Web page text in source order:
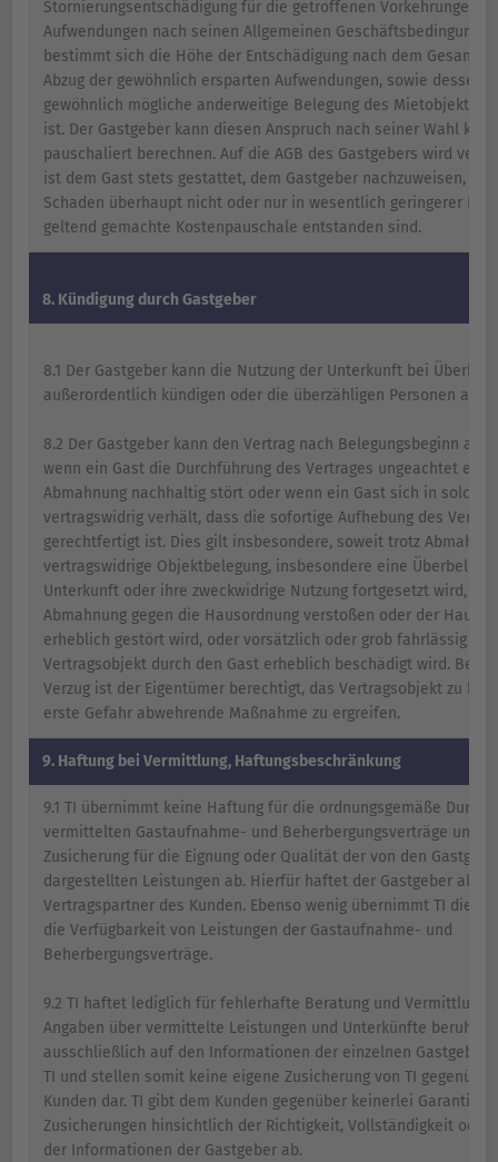
Stornierungsentschädigung für die getroffenen Vorkehrungen
Aufwendungen nach seinen Allgemeinen
bestimmt sich die Höhe der Entschädigung nach dem
Abzug der gewöhnlich ersparten Aufwendungen, sowie dessen,
gewöhnlich mögliche anderweitige Belegung des Mietobjekts
ist. Der Gastgeber kann diesen Anspruch nach seiner Wahl
pauschaliert berechnen. Auf die AGB des Gastgebers wird
ist dem Gast stets gestattet, dem Gastgeber nachzuweisen,
Schaden überhaupt nicht oder nur in wesentlich geringerer
geltend gemachte Kostenpauschale entstanden sind.
8. Kündigung durch Gastgeber
8.1 Der Gastgeber kann die Nutzung der Unterkunft bei
außerordentlich kündigen oder die überzähligen Personen
8.2 Der Gastgeber kann den Vertrag nach Belegungsbeginn
wenn ein Gast die Durchführung des Vertrages ungeachtet einer
Abmahnung nachhaltig stört oder wenn ein Gast sich in
vertragswidrig verhält, dass die sofortige Aufhebung des
gerechtfertigt ist. Dies gilt insbesondere, soweit trotz
vertragswidrige Objektbelegung, insbesondere eine
Unterkunft oder ihre zweckwidrige Nutzung fortgesetzt wird,
Abmahnung gegen die Hausordnung verstoßen oder der
erheblich gestört wird, oder vorsätzlich oder grob fahrlässig das
Vertragsobjekt durch den Gast erheblich beschädigt wird. Bei
Verzug ist der Eigentümer berechtigt, das Vertragsobjekt zu
erste Gefahr abwehrende Maßnahme zu ergreifen.
9. Haftung bei Vermittlung, Haftungsbeschränkung
9.1 TI übernimmt keine Haftung für die ordnungsgemäße
vermittelten Gastaufnahme- und Beherbergungsverträge und
Zusicherung für die Eignung oder Qualität der von den
dargestellten Leistungen ab. Hierfür haftet der Gastgeber als
Vertragspartner des Kunden. Ebenso wenig übernimmt TI die
die Verfügbarkeit von Leistungen der Gastaufnahme- und
Beherbergungsverträge.
9.2 TI haftet lediglich für fehlerhafte Beratung und Vermittlung.
Angaben über vermittelte Leistungen und Unterkünfte beruhen
ausschließlich auf den Informationen der einzelnen Gastgeber
TI und stellen somit keine eigene Zusicherung von TI
Kunden dar. TI gibt dem Kunden gegenüber keinerlei Garantien
Zusicherungen hinsichtlich der Richtigkeit, Vollständigkeit oder
der Informationen der Gastgeber ab.